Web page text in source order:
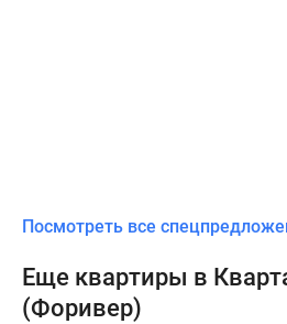
Посмотреть все
Еще квартиры в
(Форивер)